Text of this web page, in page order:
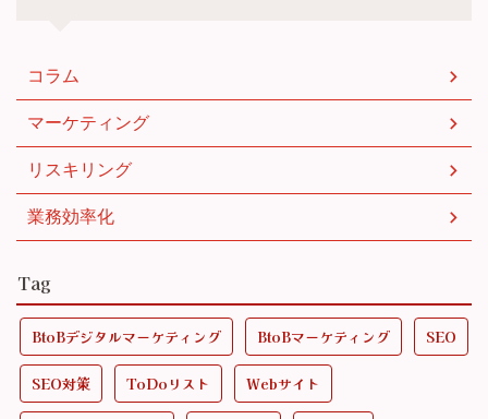
コラム
マーケティング
リスキリング
業務効率化
Tag
BtoBデジタルマーケティング BtoBマーケティング SEO
SEO対策 ToDoリスト Webサイト